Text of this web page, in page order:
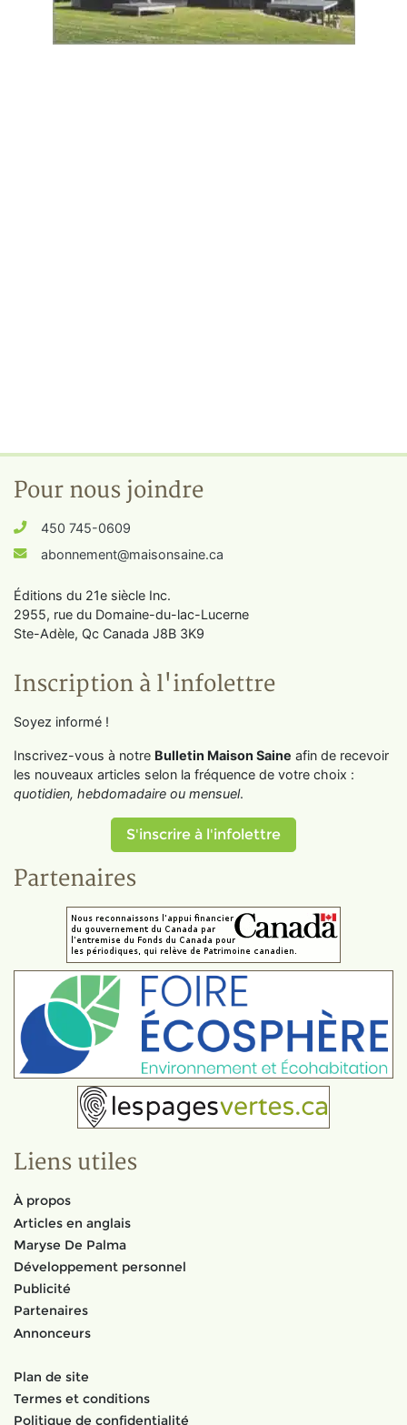
Pour nous joindre
450 745-0609
abonnement@maisonsaine.ca
Éditions du 21e siècle Inc.
2955, rue du Domaine-du-lac-Lucerne
Ste-Adèle, Qc Canada J8B 3K9
Inscription à l'infolettre
Soyez informé !
Inscrivez-vous à notre Bulletin Maison Saine afin de recevoir
les nouveaux articles selon la fréquence de votre choix :
quotidien, hebdomadaire ou mensuel.
S'inscrire à l'infolettre
Partenaires
Liens utiles
À propos
Articles en anglais
Maryse De Palma
Développement personnel
Publicité
Partenaires
Annonceurs
Plan de site
Termes et conditions
Politique de confidentialité